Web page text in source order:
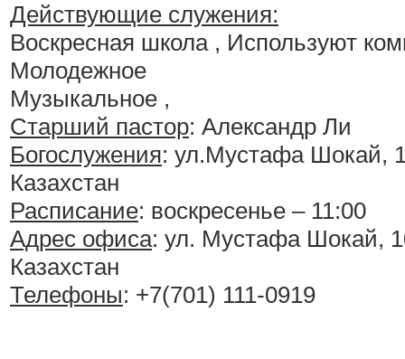
Действующие служения:
Воскресная школа , Используют
Молодежное
Музыкальное ,
Старший пастор: Александр Ли
Богослужения: ул.Мустафа Шокай,
Казахстан
Расписание: воскресенье – 11:00
Адрес офиса: ул. Мустафа Шокай,
Казахстан
Телефоны: +7(701) 111-0919